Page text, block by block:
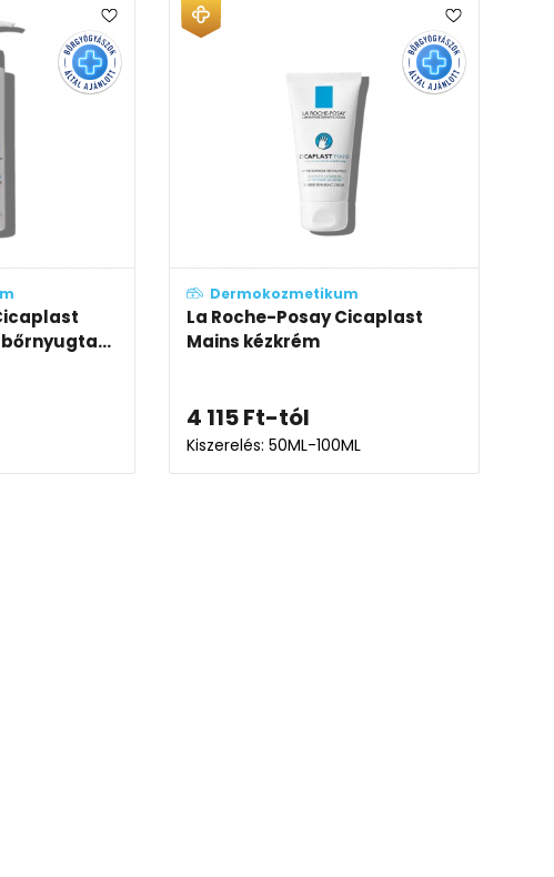
Dermokozmetikum
La Roche-Posay Cicaplast
Mains kézkrém
4 115Ft-tól
Kiszerelés: 50ML-100ML